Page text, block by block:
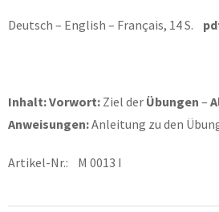
Deutsch – English – Français, 14 S.
Inhalt: Vorwort: Ziel der Übungen –
Anweisungen:Anleitung zu den
Artikel-Nr.: M 0013 I